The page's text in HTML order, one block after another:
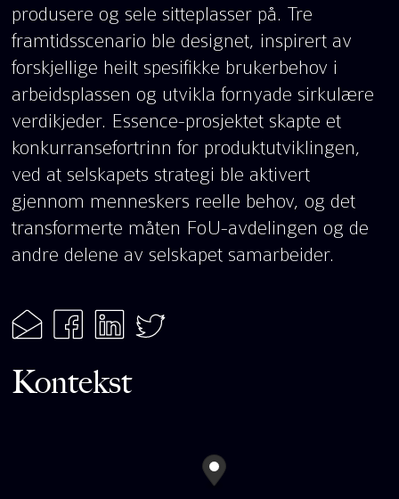
produsere og sele sitteplasser på. Tre
framtidsscenario ble designet, inspirert av
forskjellige heilt spesifikke brukerbehov i
arbeidsplassen og utvikla fornyade sirkulære
verdikjeder. Essence-prosjektet skapte et
konkurransefortrinn for produktutviklingen,
ved at selskapets strategi ble aktivert
gjennom menneskers reelle behov, og det
transformerte måten FoU-avdelingen og de
andre delene av selskapet samarbeider.
Kontekst